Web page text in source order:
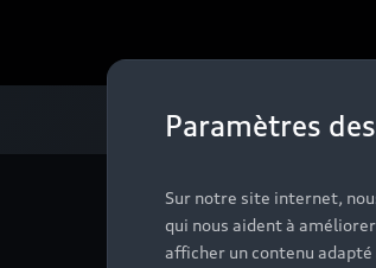
Paramètres
Sur notre site internet,
qui nous aident à
afficher un contenu